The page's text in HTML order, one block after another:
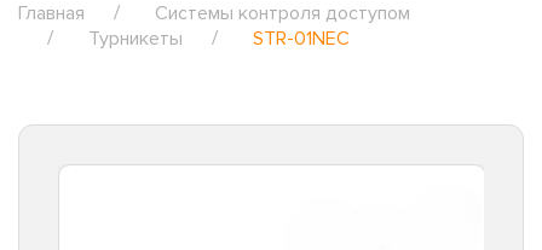
Главная
Системы контроля доступом
Турникеты
STR-01NEC